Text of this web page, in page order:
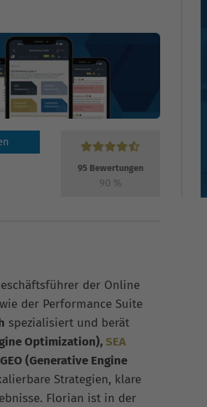
95 Bewertungen
90 %
der Online
der Performance Suite
spezialisiert und berät
Optimization),SEA
(Generative Engine
Strategien, klare
Florian ist in der